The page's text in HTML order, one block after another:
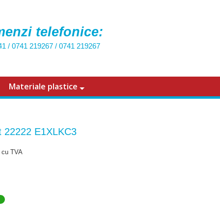
telefonice:
/ 0741 219267/ 0741 219267
Materiale plastice
22222 E1XLKC3
cu TVA